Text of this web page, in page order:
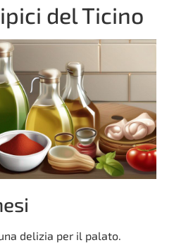
del Ticino
delizia per il palato.